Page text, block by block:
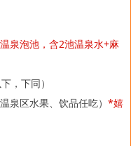
泉泡池，含2池温泉水+麻
，下同）
泉区水果、饮品任吃） *嬉